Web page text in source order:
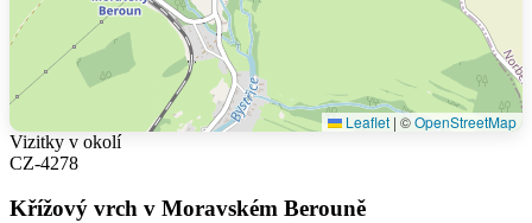
Leaflet | ©OpenStreetMap
Vizitky v okolí
CZ-4278
Křížový vrch v Moravském Berouně